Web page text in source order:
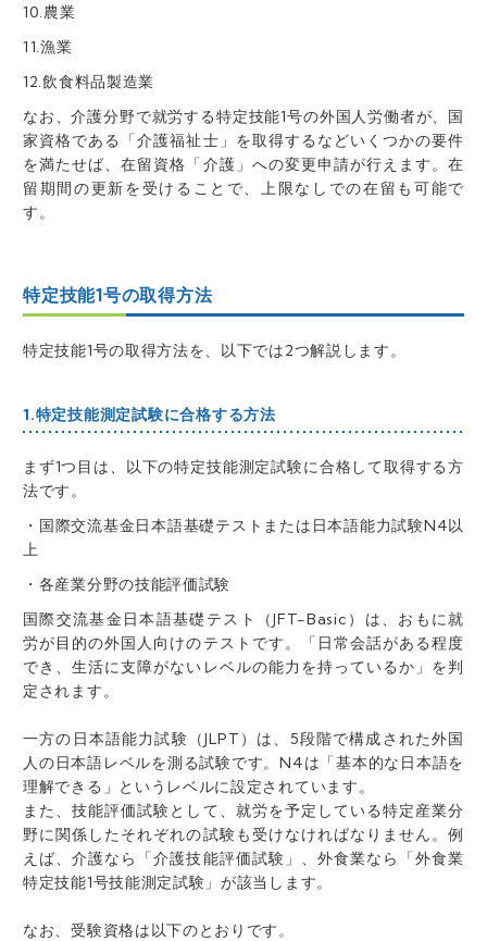
10.農業
11.漁業
12.飲食料品製造業
なお、介護分野で就労する特定技能1号の外国人労働者が、国
家資格である「介護福祉士」を取得するなどいくつかの要件
を満たせば、在留資格「介護」への変更申請が行えます。在
留期間の更新を受けることで、上限なしでの在留も可能で
す。
特定技能1号の取得方法
特定技能1号の取得方法を、以下では2つ解説します。
1.特定技能測定試験に合格する方法
まず1つ目は、以下の特定技能測定試験に合格して取得する方
法です。
・国際交流基金日本語基礎テストまたは日本語能力試験N4以
上
・各産業分野の技能評価試験
国際交流基金日本語基礎テスト（JFT-Basic）は、おもに就
労が目的の外国人向けのテストです。「日常会話がある程度
でき、生活に支障がないレベルの能力を持っているか」を判
定されます。
一方の日本語能力試験（JLPT）は、5段階で構成された外国
人の日本語レベルを測る試験です。N4は「基本的な日本語を
理解できる」というレベルに設定されています。
また、技能評価試験として、就労を予定している特定産業分
野に関係したそれぞれの試験も受けなければなりません。例
えば、介護なら「介護技能評価試験」、外食業なら「外食業
特定技能1号技能測定試験」が該当します。
なお、受験資格は以下のとおりです。